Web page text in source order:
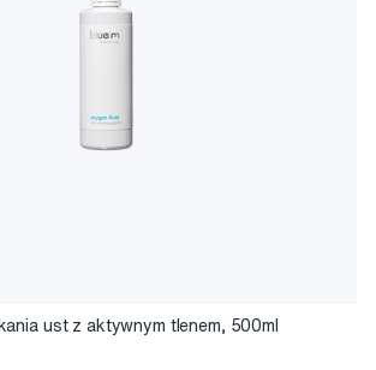
ust z aktywnym tlenem, 500ml